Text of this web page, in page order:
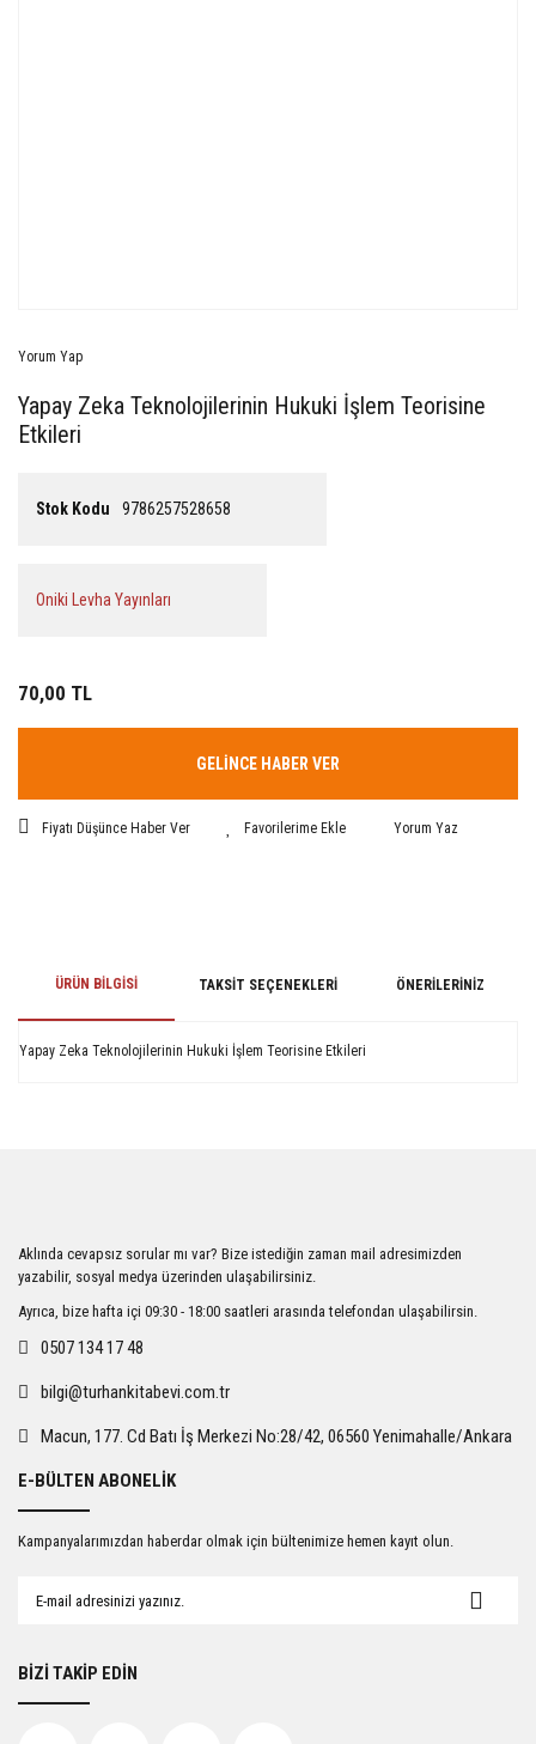
Yorum Yap
Yapay Zeka Teknolojilerinin Hukuki İşlem Teorisine
Etkileri
Stok Kodu 9786257528658
Oniki Levha Yayınları
70,00 TL
GELİNCE HABER VER
Fiyatı Düşünce Haber Ver Yorum Yaz
ÜRÜN BILGISI TAKSIT SEÇENEKLERI ÖNERILERINIZ
Yapay Zeka Teknolojilerinin Hukuki İşlem Teorisine Etkileri
Ürün açıklamasında eksik bilgiler bulunuyor.
Ürün bilgilerinde hatalar bulunuyor.
Ürün fiyatı diğer sitelerden daha pahalı.
Gönder
Aklında cevapsız sorular mı var? Bize istediğin zaman mail adresimizden
yazabilir, sosyal medya üzerinden ulaşabilirsiniz.
Ayrıca, bize hafta içi 09:30 - 18:00 saatleri arasında telefondan ulaşabilirsin.
0507 134 17 48
bilgi@turhankitabevi.com.tr
Macun, 177. Cd Batı İş Merkezi No:28/42, 06560 Yenimahalle/Ankara
E-BÜLTEN ABONELİK
Kampanyalarımızdan haberdar olmak için bültenimize hemen kayıt olun.
BİZİ TAKİP EDİN